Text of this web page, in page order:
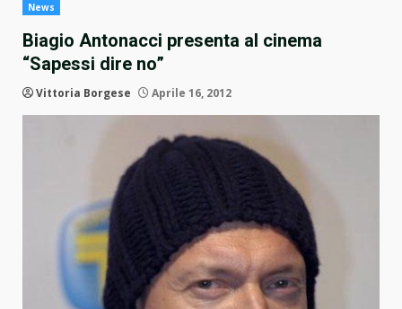
News
Biagio Antonacci presenta al cinema
“Sapessi dire no”
Vittoria Borgese Aprile 16, 2012